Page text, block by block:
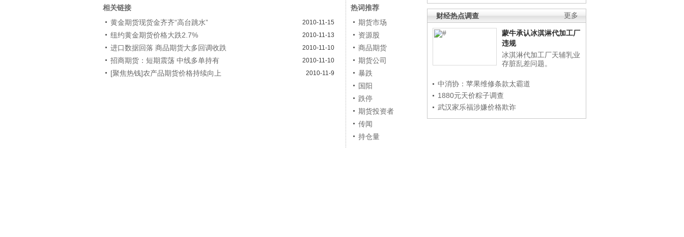
更多
财经热点调查
蒙牛承认冰淇淋代加工厂
违规
冰淇淋代加工厂天辅乳业
存脏乱差问题。
中消协：苹果维修条款太霸道
1880元天价粽子调查
武汉家乐福涉嫌价格欺诈
相关链接
黄金期货现货金齐齐“高台跳水”
2010-11-15
纽约黄金期货价格大跌2.7% 2010-11-13
进口数据回落 商品期货大多回调收跌 2010-11-10
招商期货：短期震荡 中线多单持有 2010-11-10
[聚焦热钱]农产品期货价格持续向上 2010-11-9
热词推荐
期货市场
资源股
商品期货
期货公司
暴跌
国阳
跌停
期货投资者
传闻
持仓量